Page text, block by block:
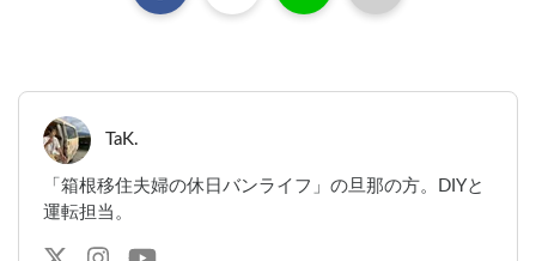
TaK.
「箱根移住夫婦の休日バンライフ」の旦那の方。DIYと
運転担当。